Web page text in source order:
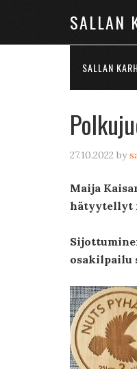
SALLAN
SALLAN
27.10.2022 by
Maija
hätyytellyt
osakilpailu